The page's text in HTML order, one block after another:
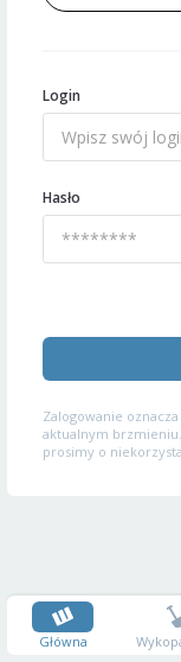
Login
Hasło
Zalogowanie
aktualnym brzmieniu.
prosimy o
Główna